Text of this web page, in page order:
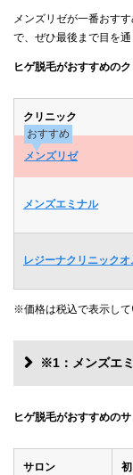
メンズリゼが一番おす
で、ぜひ最後まで目を通
ヒゲ脱毛がおすすめの
クリニック
おすすめ
メンズリゼ
メンズエミナル
レジーナクリニックオ
※価格は税込で表示して
※1：メンズエ
ヒゲ脱毛がおすすめの
サロン